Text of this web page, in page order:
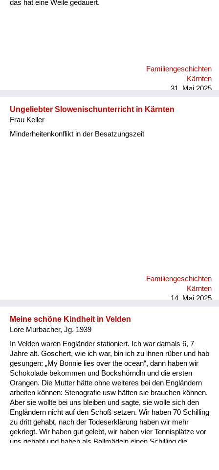
das hat eine Weile gedauert.
Familiengeschichten
Kärnten
31. Mai 2025
Ungeliebter Slowenischunterricht in Kärnten
Frau Keller
Minderheitenkonflikt in der Besatzungszeit
Familiengeschichten
Kärnten
14. Mai 2025
Meine schöne Kindheit in Velden
Lore Murbacher, Jg. 1939
In Velden waren Engländer stationiert. Ich war damals 6, 7
Jahre alt. Goschert, wie ich war, bin ich zu ihnen rüber und hab
gesungen: „My Bonnie lies over the ocean“, dann haben wir
Schokolade bekommen und Bockshörndln und die ersten
Orangen. Die Mutter hätte ohne weiteres bei den Engländern
arbeiten können: Stenografie usw hätten sie brauchen können.
Aber sie wollte bei uns bleiben und sagte, sie wolle sich den
Engländern nicht auf den Schoß setzen. Wir haben 70 Schilling
zu dritt gehabt, nach der Todeserklärung haben wir mehr
gekriegt. Wir haben gut gelebt, wir haben vier Tennisplätze vor
uns gehabt und haben als Ballmädeln einen Schilling die